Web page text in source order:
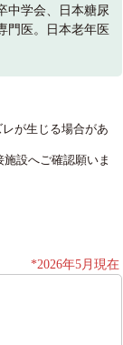
中学会、日本糖尿
門医。日本老年医
が生じる場合があ
設へご確認願いま
*2026年5月現在